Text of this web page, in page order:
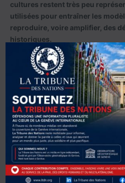
cultures restent très peu
utilisées pour entraîner les
reproduire, voire amplifier, des
historiques.
L’arrivée des
change la donne
Le passage le plus stratégique
probablement l’essor de « l’IA
présent, l’humain demandait et
Demain, les agents IA pourront
des logiciels, interagir avec
des missions complexes avec